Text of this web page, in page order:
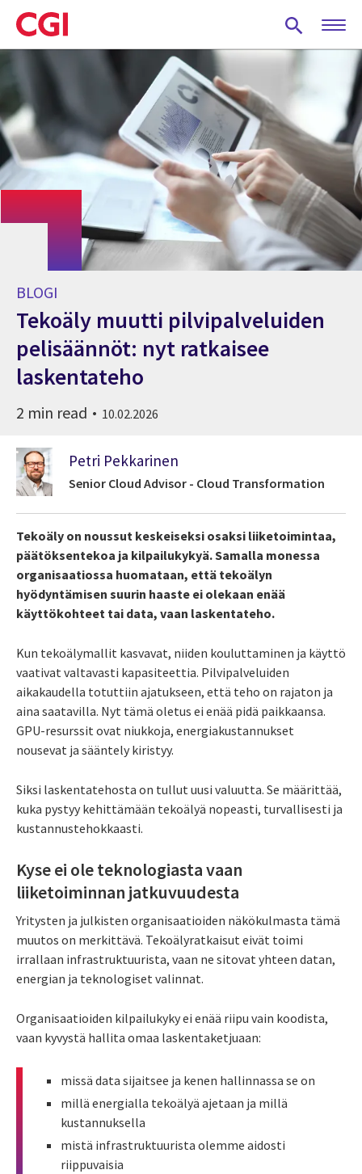
Skip
to
main
BLOGI
Tekoäly muutti pilvipalveluiden
pelisäännöt: nyt ratkaisee
laskentateho
2 min read 10.02.2026
Petri Pekkarinen
Senior Cloud Advisor - Cloud Transformation
Tekoäly on noussut keskeiseksi osaksi liiketoimintaa,
päätöksentekoa ja kilpailukykyä. Samalla monessa
organisaatiossa huomataan, että tekoälyn
hyödyntämisen suurin haaste ei olekaan enää
käyttökohteet tai data, vaan laskentateho.
Kun tekoälymallit kasvavat, niiden kouluttaminen ja käyttö
vaativat valtavasti kapasiteettia. Pilvipalveluiden
aikakaudella totuttiin ajatukseen, että teho on rajaton ja
aina saatavilla. Nyt tämä oletus ei enää pidä paikkaansa.
GPU-resurssit ovat niukkoja, energiakustannukset
nousevat ja sääntely kiristyy.
Siksi laskentatehosta on tullut uusi valuutta. Se määrittää,
kuka pystyy kehittämään tekoälyä nopeasti, turvallisesti ja
kustannustehokkaasti.
Kyse ei ole teknologiasta vaan
liiketoiminnan jatkuvuudesta
Yritysten ja julkisten organisaatioiden näkökulmasta tämä
muutos on merkittävä. Tekoälyratkaisut eivät toimi
irrallaan infrastruktuurista, vaan ne sitovat yhteen datan,
energian ja teknologiset valinnat.
Organisaatioiden kilpailukyky ei enää riipu vain koodista,
vaan kyvystä hallita omaa laskentaketjuaan:
missä data sijaitsee ja kenen hallinnassa se on
millä energialla tekoälyä ajetaan ja millä
kustannuksella
mistä infrastruktuurista olemme aidosti
riippuvaisia